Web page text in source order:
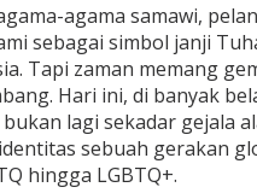
agama samawi,
sebagai simbol janji
Tapi zaman memang
Hari ini, di banyak
lagi sekadar gejala
sebuah gerakan
hingga LGBTQ+.